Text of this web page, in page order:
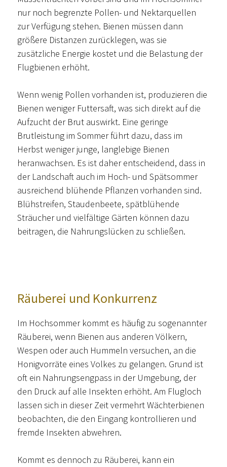
nur noch begrenzte Pollen- und Nektarquellen
zur Verfügung stehen. Bienen müssen dann
größere Distanzen zurücklegen, was sie
zusätzliche Energie kostet und die Belastung der
Flugbienen erhöht.
Wenn wenig Pollen vorhanden ist, produzieren die
Bienen weniger Futtersaft, was sich direkt auf die
Aufzucht der Brut auswirkt. Eine geringe
Brutleistung im Sommer führt dazu, dass im
Herbst weniger junge, langlebige Bienen
heranwachsen. Es ist daher entscheidend, dass in
der Landschaft auch im Hoch- und Spätsommer
ausreichend blühende Pflanzen vorhanden sind.
Blühstreifen, Staudenbeete, spätblühende
Sträucher und vielfältige Gärten können dazu
beitragen, die Nahrungslücken zu schließen.
Räuberei und Konkurrenz
Im Hochsommer kommt es häufig zu sogenannter
Räuberei, wenn Bienen aus anderen Völkern,
Wespen oder auch Hummeln versuchen, an die
Honigvorräte eines Volkes zu gelangen. Grund ist
oft ein Nahrungsengpass in der Umgebung, der
den Druck auf alle Insekten erhöht. Am Flugloch
lassen sich in dieser Zeit vermehrt Wächterbienen
beobachten, die den Eingang kontrollieren und
fremde Insekten abwehren.
Kommt es dennoch zu Räuberei, kann ein